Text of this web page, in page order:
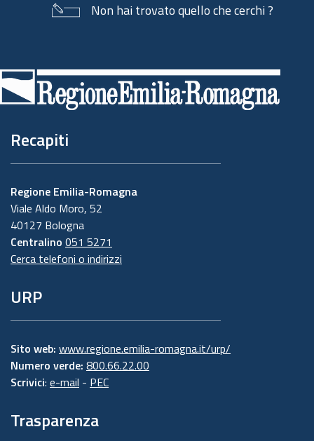
Non hai trovato quello che cerchi ?
di
pagina
Recapiti
Regione Emilia-Romagna
Viale Aldo Moro, 52
40127 Bologna
Centralino 051 5271
Cerca telefoni o indirizzi
URP
Sito web: www.regione.emilia-romagna.it/urp/
Numero verde: 800.66.22.00
Scrivici: e-mail - PEC
Trasparenza